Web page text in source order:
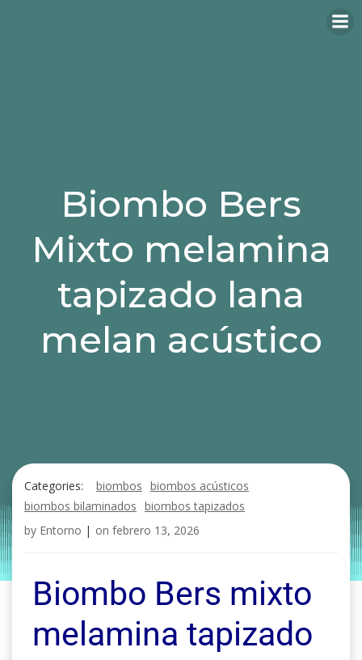
Biombo Bers
Mixto melamina
tapizado lana
melan acústico
Categories: biombos biombos acústicos
biombos bilaminados biombos tapizados
by Entorno | on febrero 13, 2026
Biombo Bers mixto
melamina tapizado